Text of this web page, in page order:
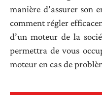
manière d’assurer son
comment régler
d’un moteur de la
permettra de vous
moteur en cas de